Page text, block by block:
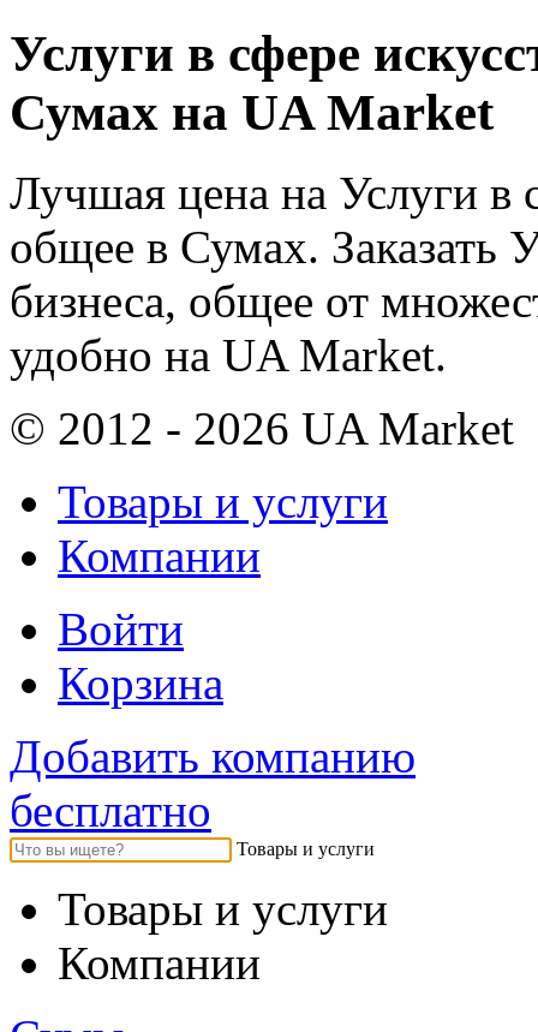
Услуги в сфере
Сумах на UA Market
Лучшая цена на Услуги в
общее в Сумах. Заказать
бизнеса, общее от
удобно на UA Market.
© 2012 - 2026 UA Market
Товары и услуги
Компании
Войти
Корзина
Добавить компанию
бесплатно
Товары и услуги
Товары и услуги
Компании